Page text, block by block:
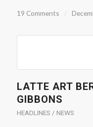
19 Comments /
LATTE ART
GIBBONS
HEADLINES / NEWS